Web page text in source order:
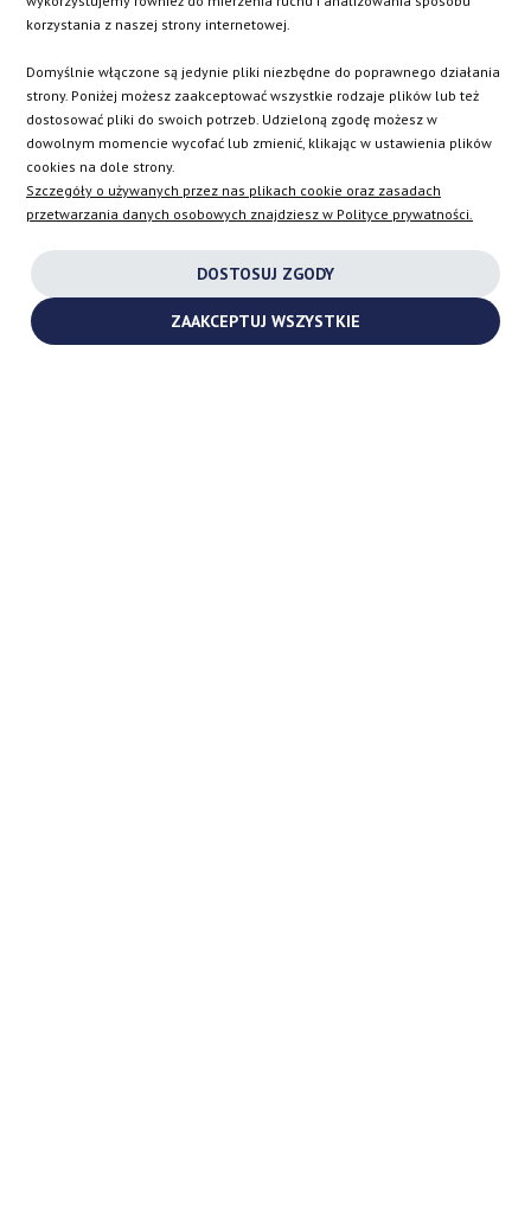
Europejski dostawca turbosprężarek
QRP Automotive SP. Z O.O.
Bratnia 8,PL-56-400Oleśnica
VAT:PL9112055005
+48 532 722 150
info@turbochargers-shop.com
FIRMA
korzystania z naszej strony internetowej.
Domyślnie włączone są jedynie pliki niezbędne do poprawnego działania
strony. Poniżej możesz zaakceptować wszystkie rodzaje plików lub też
dostosować pliki do swoich potrzeb. Udzieloną zgodę możesz w
dowolnym momencie wycofać lub zmienić, klikając w ustawienia plików
cookies na dole strony.
Szczegóły o używanych przez nas plikach cookie oraz zasadach
przetwarzania danych osobowych znajdziesz w Polityce prywatności.
DOSTOSUJ ZGODY
ZAAKCEPTUJ WSZYSTKIE